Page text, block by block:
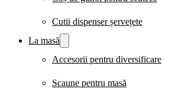
Cutii dispenser șervețete
La masă
Accesorii pentru diversificare
Scaune pentru masă